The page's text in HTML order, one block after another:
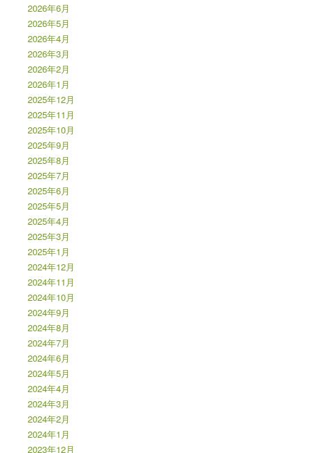
2026年6月
2026年5月
2026年4月
2026年3月
2026年2月
2026年1月
2025年12月
2025年11月
2025年10月
2025年9月
2025年8月
2025年7月
2025年6月
2025年5月
2025年4月
2025年3月
2025年1月
2024年12月
2024年11月
2024年10月
2024年9月
2024年8月
2024年7月
2024年6月
2024年5月
2024年4月
2024年3月
2024年2月
2024年1月
2023年12月